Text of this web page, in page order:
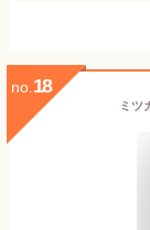
no. 18
ミツ